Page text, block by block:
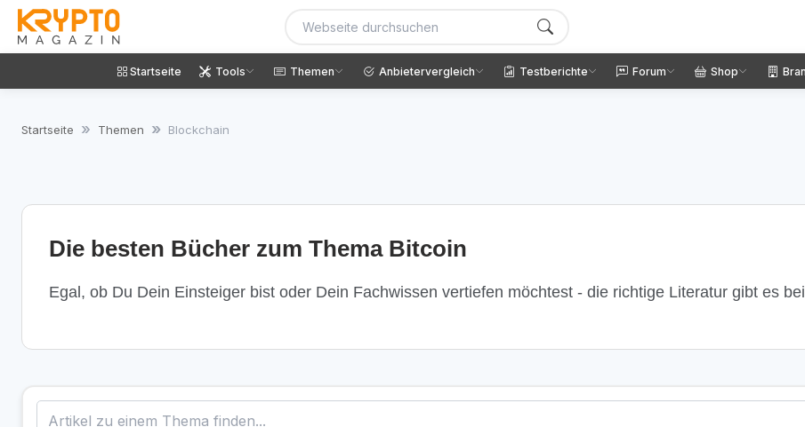
Startseite Tools Themen Anbietervergleich Testberichte Forum Shop
Startseite Themen Blockchain
Die besten Bücher zum Thema Bitcoin
Egal, ob Du Dein Einsteiger bist oder Dein Fachwissen vertiefen möchtest - die richtige Literatur gibt es